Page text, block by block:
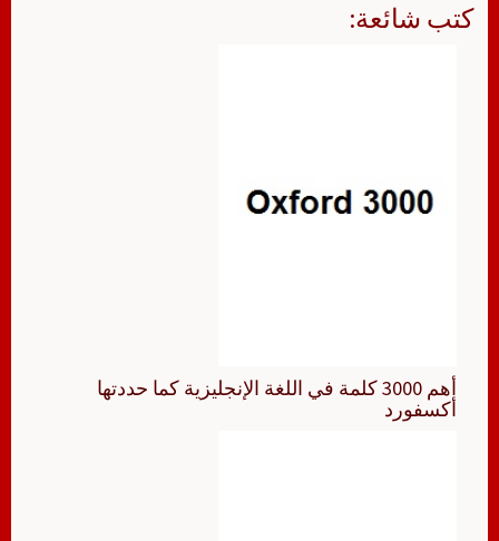
كتب شائعة:
أهم 3000 كلمة في اللغة الإنجليزية كما حددتها
أكسفورد